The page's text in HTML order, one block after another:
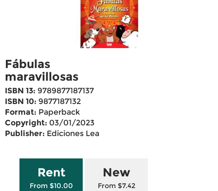
Fábulas
maravillosas
ISBN 13: 9789877187137
ISBN 10: 9877187132
Format: Paperback
Copyright: 03/01/2023
Publisher: Ediciones Lea
Rent
From $10.00
New
From $7.42